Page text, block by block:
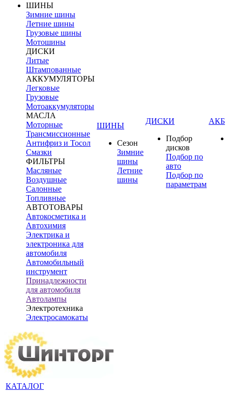
ШИНЫ
Зимние шины
Летние шины
Грузовые шины
Мотошины
ДИСКИ
Литые
Штампованные
АККУМУЛЯТОРЫ
Легковые
Грузовые
Мотоаккумуляторы
МАСЛА
Моторные
Трансмиссионные
Антифриз и Тосол
Смазки
ФИЛЬТРЫ
Масляные
Воздушные
Салонные
Топливные
АВТОТОВАРЫ
Автокосметика и
Автохимия
Электрика и
электроника для
автомобиля
Автомобильный
инструмент
Принадлежности
для автомобиля
Автолампы
Электротехника
Электросамокаты
ШИНЫ
Сезон
Зимние
шины
Летние
шины
ДИСКИ
Подбор
дисков
Подбор по
авто
Подбор по
параметрам
АКБ
КАТАЛОГ